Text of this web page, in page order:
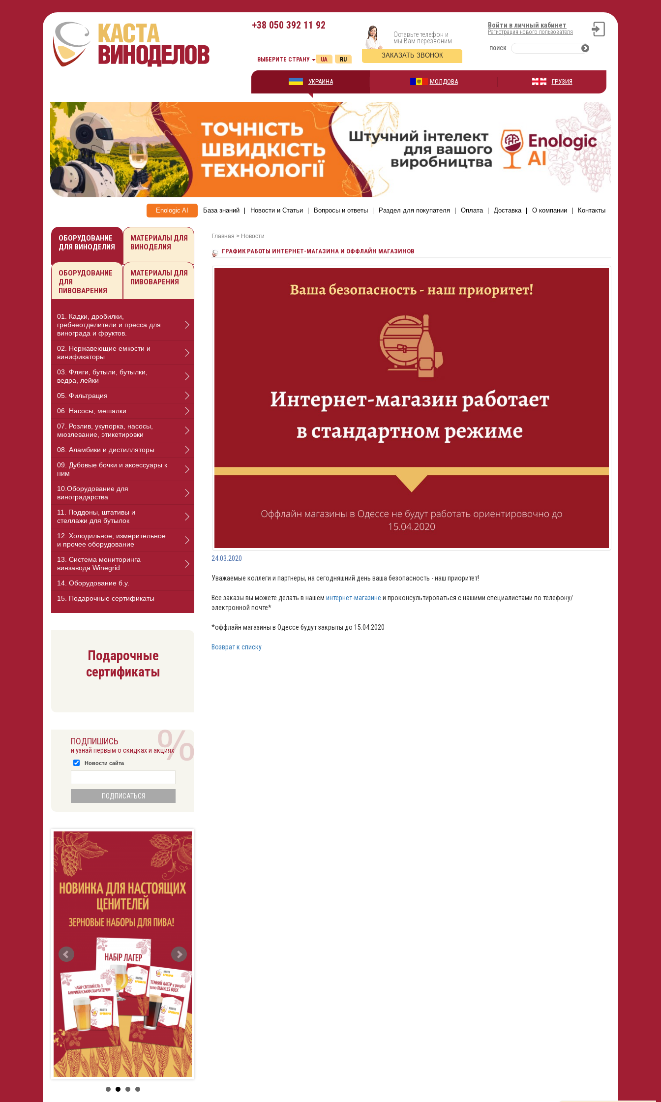
+38 050 392 11 92 Войти в личный кабинет
Регистрация нового пользователя
ПОИСК
Оставьте телефон и
мы Вам перезвоним
ЗАКАЗАТЬ ЗВОНОК
ВЫБЕРИТЕ СТРАНУ RU
UA
УКРАИНА МОЛДОВА ГРУЗИЯ
Enologic AI База знаний Новости и Статьи Вопросы и ответы Раздел для покупателя Оплата Доставка О компании Контакты
Главная > Новости
ГРАФИК РАБОТЫ ИНТЕРНЕТ-МАГАЗИНА И ОФФЛАЙН МАГАЗИНОВ
24.03.2020
Уважаемые коллеги и партнеры, на сегодняшний день ваша безопасность - наш приоритет!
Все заказы вы можете делать в нашем интернет-магазине и проконсультироваться с нашими специалистами по телефону/
электронной почте*
*оффлайн магазины в Одессе будут закрыты до 15.04.2020
Возврат к списку
ОБОРУДОВАНИЕ
ДЛЯ ВИНОДЕЛИЯ
МАТЕРИАЛЫ ДЛЯ
ВИНОДЕЛИЯ
ОБОРУДОВАНИЕ
ДЛЯ
ПИВОВАРЕНИЯ
МАТЕРИАЛЫ ДЛЯ
ПИВОВАРЕНИЯ
01. Кадки, дробилки,
гребнеотделители и пресса для
винограда и фруктов.
02. Нержавеющие емкости и
винификаторы
03. Фляги, бутыли, бутылки,
ведра, лейки
05. Фильтрация
06. Насосы, мешалки
07. Розлив, укупорка, насосы,
мюзлевание, этикетировки
08. Аламбики и дистилляторы
09. Дубовые бочки и аксессуары к
ним
10.Оборудование для
виноградарства
11. Поддоны, штативы и
стеллажи для бутылок
12. Холодильное, измерительное
и прочее оборудование
13. Cистема мониторинга
винзавода Winegrid
14. Оборудование б.у.
15. Подарочные сертификаты
Подарочные
сертификаты
ПОДПИШИСЬ
и узнай первым о скидках и акциях
Новости сайта